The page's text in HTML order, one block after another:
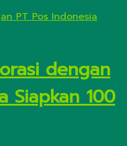
dengan
Siapkan 100